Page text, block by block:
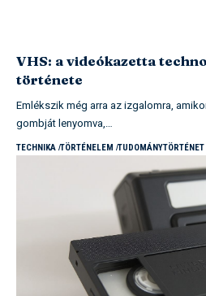
VHS: a videókazetta
története
Emlékszik még arra az izgalomra,
gombját lenyomva,…
TECHNIKA TÖRTÉNELEM TUDOMÁNYTÖRTÉNET